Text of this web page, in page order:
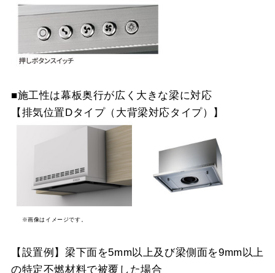
SI
YMP465-MTD465L
SI
■施工性は幕板奥行が広く大きな梁に対応
【排気位置Dタイプ（大背梁対応タイプ）】
※画像はイメージです。
【設置例】梁下面を5mm以上及び梁側面を9mm以上
の特定不燃材料で被覆した場合